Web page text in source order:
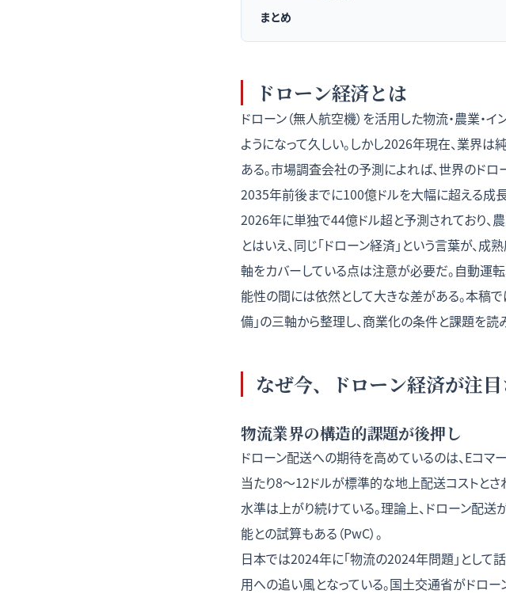
まとめ
ドローン経済とは
ドローン（無人航空機）を活用した物流・農業・
ようになって久しい。しかし2026年現在、業界は
ある。市場調査会社の予測によれば、世界のド
2035年前後までに100億ドルを大幅に超える成長
2026年に単独で44億ドル超と予測されており、
とはいえ、同じ「ドローン経済」という言葉が、
軸をカバーしている点は注意が必要だ。自動運
能性の間には依然として大きな差がある。本稿で
備」の三軸から整理し、商業化の条件と課題を読
なぜ今、ドローン経済が注
物流業界の構造的課題が後押し
ドローン配送への期待を高めているのは、Eコマ
当たり8〜12ドルが標準的な地上配送コストとさ
水準は上がり続けている。理論上、ドローン配
能との試算もある（PwC）。
日本では2024年に「物流の2024年問題」として
用への追い風となっている。国土交通省がドロ